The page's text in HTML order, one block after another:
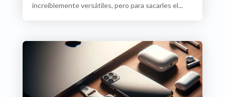
increíblemente versátiles, pero para sacarles el...